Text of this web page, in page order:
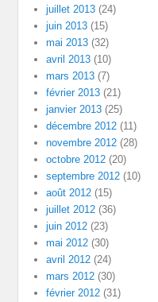
juillet 2013 (24)
juin 2013 (15)
mai 2013 (32)
avril 2013 (10)
mars 2013 (7)
février 2013 (21)
janvier 2013 (25)
décembre 2012 (11)
novembre 2012 (28)
octobre 2012 (20)
septembre 2012 (10)
août 2012 (15)
juillet 2012 (36)
juin 2012 (23)
mai 2012 (30)
avril 2012 (24)
mars 2012 (30)
février 2012 (31)